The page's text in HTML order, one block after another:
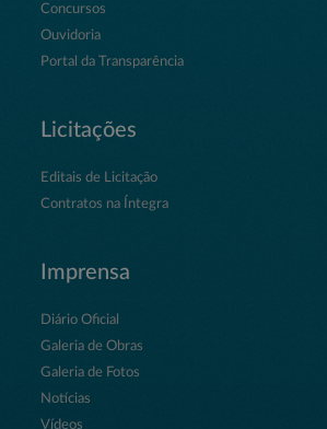
Concursos
Ouvidoria
Portal da Transparência
Licitações
Editais de Licitação
Contratos na Íntegra
Imprensa
Diário Oficial
Galeria de Obras
Galeria de Fotos
Notícias
Vídeos